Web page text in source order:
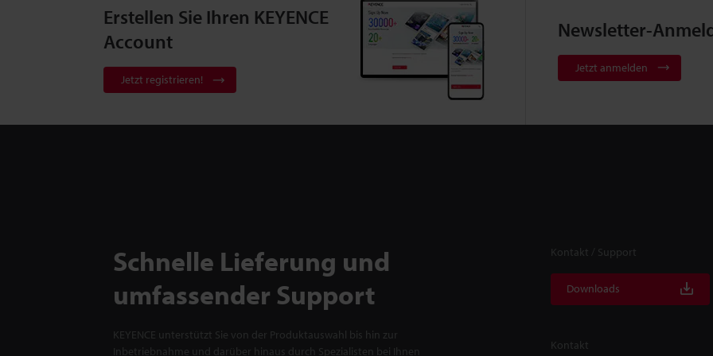
Erstellen Sie Ihren KEYENCE
Account
Jetzt registrieren!
Newsletter-
Jetzt anmelden
Schnelle Lieferung und
umfassender Support
KEYENCE unterstützt Sie von der Produktauswahl bis hin zur
Inbetriebnahme und darüber hinaus durch Spezialisten bei Ihnen
Kontakt / Support
Downloads
Kontakt